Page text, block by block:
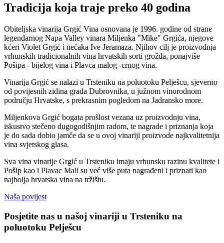
Tradicija koja traje preko 40 godina
Obiteljska vinarija Grgić Vina osnovana je 1996. godine od strane
legendarnog Napa Valley vinara Miljenka "Mike" Grgića, njegove
kćeri Violet Grgić i nećaka Ive Jeramaza. Njihov cilj je proizvodnja
vrhunskih tradicionalnih vina hrvatskih sorti grožđa, ponajviše
Pošipa - bijelog vina i Plavca malog -crnog vina.
Vinarija Grgić se nalazi u Trsteniku na poluotoku Pelješcu, sjeverno
od povijesnih zidina grada Dubrovnika, u južnom vinorodnom
području Hrvatske, s prekrasnim pogledom na Jadransko more.
Miljenkova Grgić bogata prošlost vezana uz proizvodnju vina,
iskustvo stečeno dugogodišnjim radom, te nagrade i priznanja koja
je do sada dobio jamče da se u ovoj vinariji proizvode najkvalitetnija
vina svjetskog glasa.
Sva vina vinarije Grgić u Trsteniku imaju vrhunsku razinu kvalitete i
Pošip kao i Plavac Mali su već više puta nagrađeni i priznati kao
najbolja hrvatska vina na tržištu.
Naša povijest
Posjetite nas u našoj vinariji u Trsteniku na
poluotoku Pelješcu